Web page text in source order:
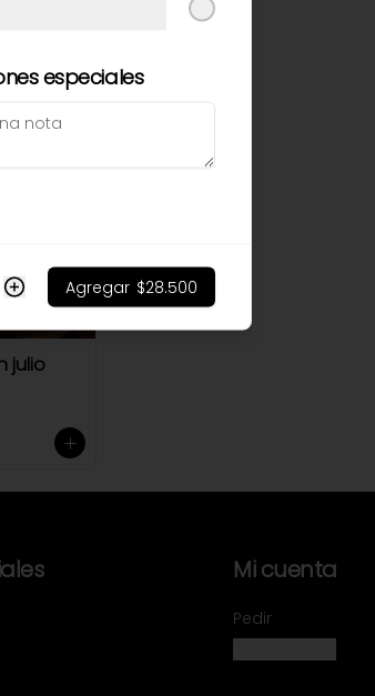
8
julio
Mi cuenta
Pedir
especiales
Agregar $28.500